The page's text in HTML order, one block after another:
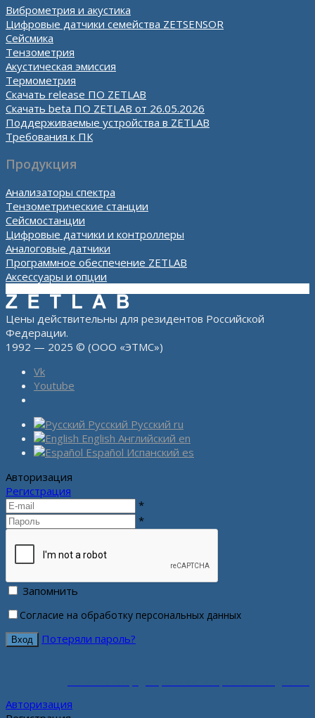
Виброметрия и акустика
Цифровые датчики семейства ZETSENSOR
Сейсмика
Тензометрия
Акустическая эмиссия
Термометрия
Скачать release ПО ZETLAB
Скачать beta ПО ZETLAB от 26.05.2026
Поддерживаемые устройства в ZETLAB
Требования к ПК
Продукция
Анализаторы спектра
Тензометрические станции
Сейсмостанции
Цифровые датчики и контроллеры
Аналоговые датчики
Программное обеспечение ZETLAB
Аксессуары и опции
Цены действительны для резидентов Российской
Федерации.
1992 — 2025 © (ООО «ЭТМС»)
Vk
Youtube
Русский Русский ru
English Английский en
Español Испанский es
Авторизация
Регистрация
*
*
Запомнить
Согласие на обработку персональных данных
Потеряли пароль?
Авторизация